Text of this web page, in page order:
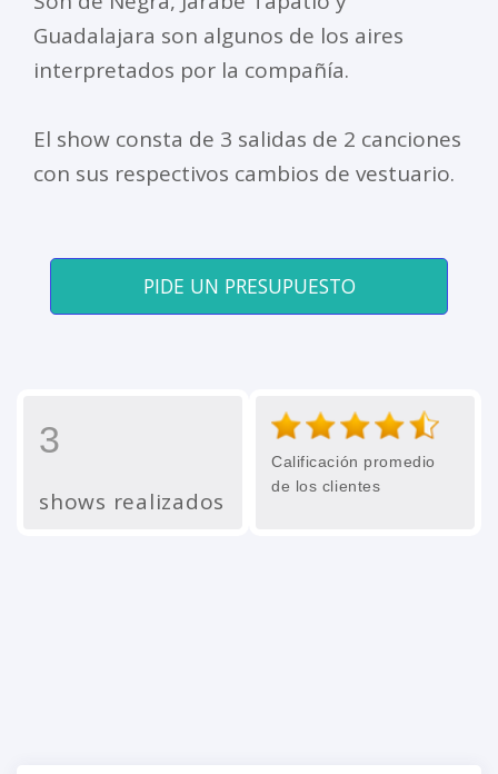
Guadalajara son algunos de los aires
interpretados por la compañía.
El show consta de 3 salidas de 2 canciones
con sus respectivos cambios de vestuario.
PIDE UN PRESUPUESTO
3
shows realizados
Calificación promedio
de los clientes